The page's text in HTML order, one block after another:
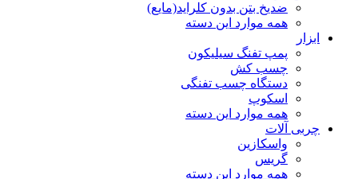
ضدیخ بتن بدون کلراید(مایع)
همه موارد این دسته
ابزار
پمپ تفنگ سیلیکون
چسب کش
دستگاه چسب تفنگی
اسکوپ
همه موارد این دسته
چربی آلات
واسکازین
گریس
همه موارد این دسته